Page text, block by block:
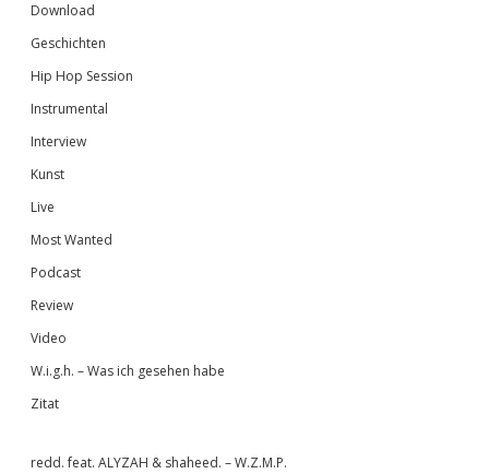
Download
Geschichten
Hip Hop Session
Instrumental
Interview
Kunst
Live
Most Wanted
Podcast
Review
Video
W.i.g.h. – Was ich gesehen habe
Zitat
redd. feat. ALYZAH & shaheed. – W.Z.M.P.